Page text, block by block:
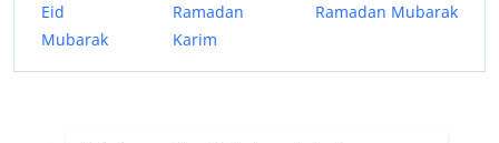
Eid
Mubarak
Ramadan
Karim
Ramadan Mubarak